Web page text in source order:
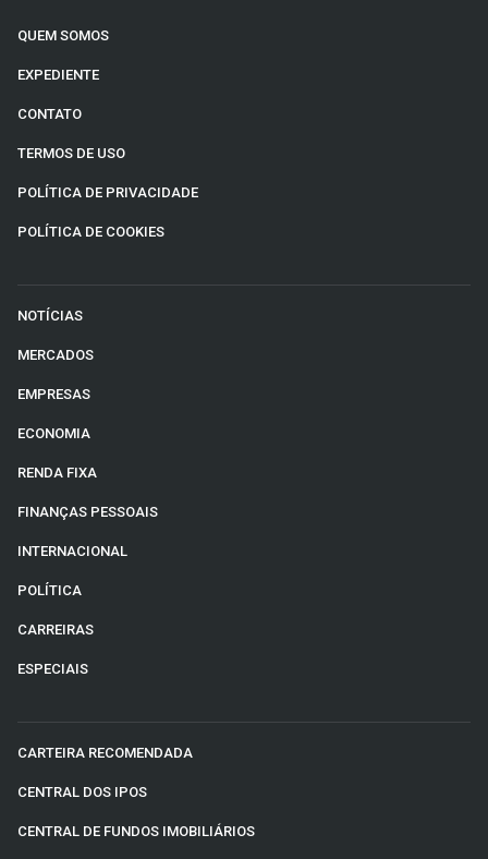
QUEM SOMOS
EXPEDIENTE
CONTATO
TERMOS DE USO
POLÍTICA DE PRIVACIDADE
POLÍTICA DE COOKIES
NOTÍCIAS
MERCADOS
EMPRESAS
ECONOMIA
RENDA FIXA
FINANÇAS PESSOAIS
INTERNACIONAL
POLÍTICA
CARREIRAS
ESPECIAIS
CARTEIRA RECOMENDADA
CENTRAL DOS IPOS
CENTRAL DE FUNDOS IMOBILIÁRIOS